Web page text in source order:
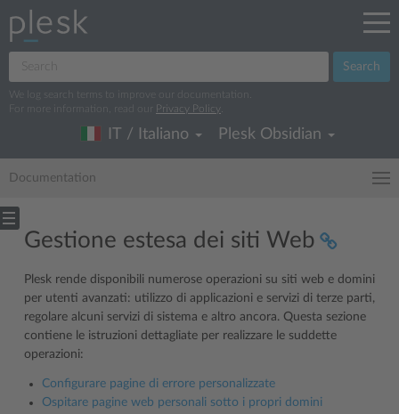
Search
We log search terms to improve our documentation.
For more information, read our
Privacy Policy
IT / Italiano Plesk Obsidian
Documentation
Gestione estesa dei siti Web
Plesk rende disponibili numerose operazioni su siti web e domini
per utenti avanzati: utilizzo di applicazioni e servizi di terze parti,
regolare alcuni servizi di sistema e altro ancora. Questa sezione
contiene le istruzioni dettagliate per realizzare le suddette
operazioni:
Configurare pagine di errore personalizzate
Ospitare pagine web personali sotto i propri domini